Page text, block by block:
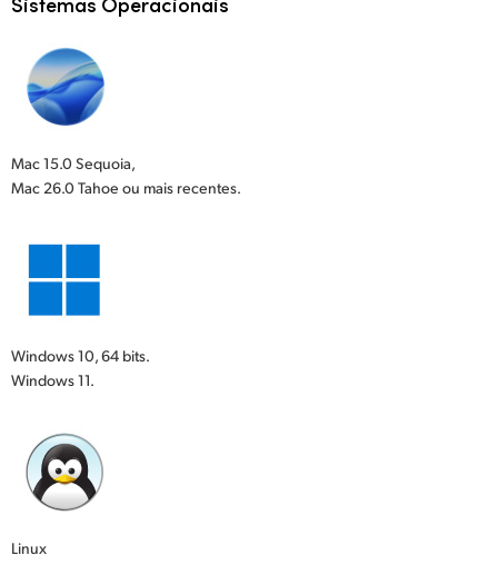
Mac 15.0 Sequoia,
Mac 26.0 Tahoe ou mais recentes.
Windows 10, 64 bits.
Windows 11.
Linux